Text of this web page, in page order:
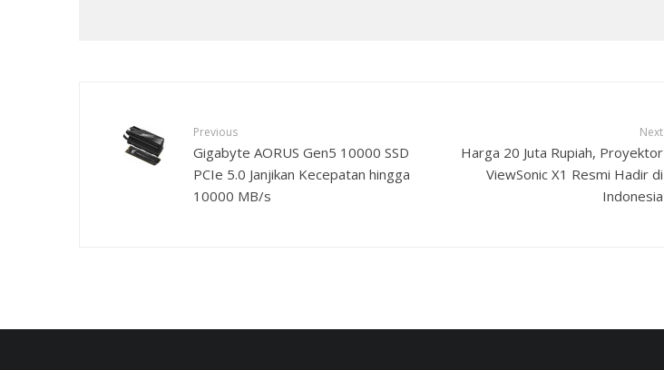
Previous
Gigabyte AORUS Gen5 10000 SSD
PCIe 5.0 Janjikan Kecepatan hingga
10000 MB/s
Next
Harga 20 Juta Rupiah, Proyektor
ViewSonic X1 Resmi Hadir di
Indonesia